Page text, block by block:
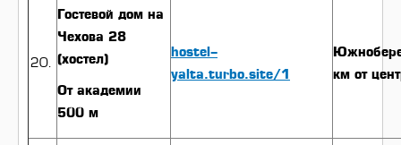
Гостевой дом на
Чехова 28
(хостел)
От академии
500 м
hostel-
yalta.turbo.site/1
км от